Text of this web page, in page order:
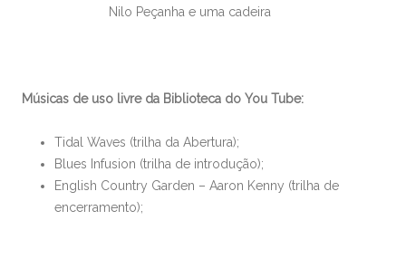
Nilo Peçanha e uma cadeira
Músicas de uso livre da Biblioteca do You Tube:
Tidal Waves (trilha da Abertura);
Blues Infusion (trilha de introdução);
English Country Garden – Aaron Kenny (trilha de
encerramento);